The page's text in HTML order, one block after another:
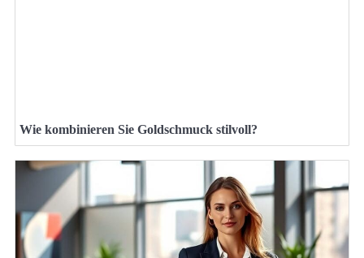
Wie kombinieren Sie Goldschmuck stilvoll?